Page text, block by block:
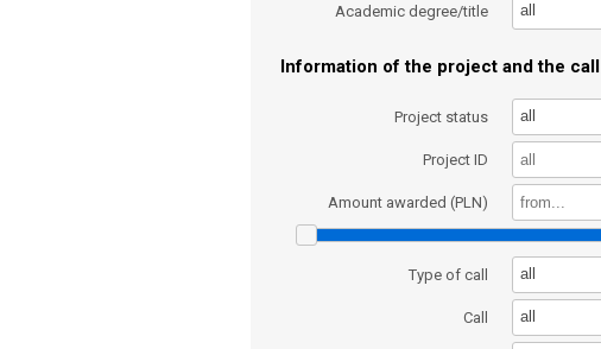
Academic degree/title all
Information of the project and the call
Project status all
Project ID
Amount awarded (PLN)
Type of call all
Call all